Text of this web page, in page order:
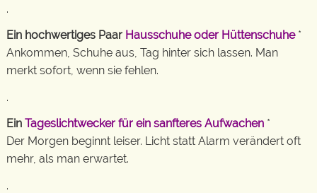
.
Ein hochwertiges Paar Hausschuhe oder Hüttenschuhe *
Ankommen, Schuhe aus, Tag hinter sich lassen. Man
merkt sofort, wenn sie fehlen.
.
Ein Tageslichtwecker für ein sanfteres Aufwachen *
Der Morgen beginnt leiser. Licht statt Alarm verändert oft
mehr, als man erwartet.
.